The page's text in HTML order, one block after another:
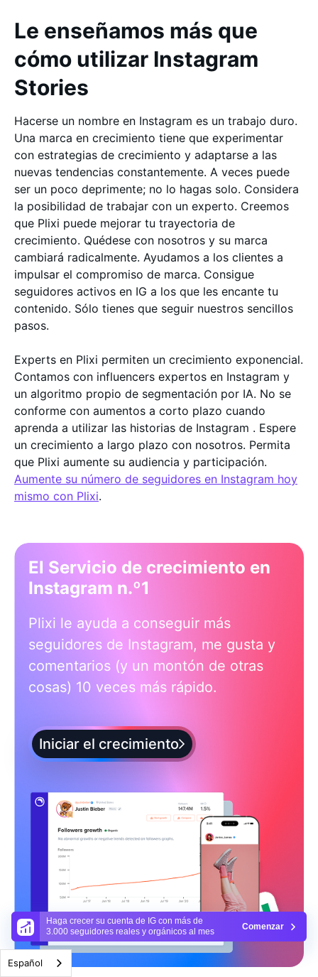
Haga crecer su cuenta de IG con más de
3.000 seguidores reales y orgánicos al mes
Comenzar
Le enseñamos más que
cómo utilizar Instagram
Stories
Hacerse un nombre en Instagram es un trabajo duro.
Una marca en crecimiento tiene que experimentar
con estrategias de crecimiento y adaptarse a las
nuevas tendencias constantemente. A veces puede
ser un poco deprimente; no lo hagas solo. Considera
la posibilidad de trabajar con un experto. Creemos
que Plixi puede mejorar tu trayectoria de
crecimiento. Quédese con nosotros y su marca
cambiará radicalmente. Ayudamos a los clientes a
impulsar el compromiso de marca. Consigue
seguidores activos en IG a los que les encante tu
contenido. Sólo tienes que seguir nuestros sencillos
pasos.
Experts en Plixi permiten un crecimiento exponencial.
Contamos con influencers expertos en Instagram y
un algoritmo propio de segmentación por IA. No se
conforme con aumentos a corto plazo cuando
aprenda a utilizar las historias de Instagram . Espere
un crecimiento a largo plazo con nosotros. Permita
que Plixi aumente su audiencia y participación.
Aumente su número de seguidores en Instagram hoy
mismo con Plixi.
El Servicio de crecimiento en
Instagram n.º1
Plixi le ayuda a conseguir más
seguidores de Instagram, me gusta y
comentarios (y un montón de otras
cosas) 10 veces más rápido.
Iniciar el crecimiento
Español